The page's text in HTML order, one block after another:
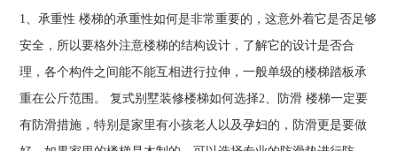
1、承重性 楼梯的承重性如何是非常重要的，这意外着它是否足够
安全，所以要格外注意楼梯的结构设计，了解它的设计是否合
理，各个构件之间能不能互相进行拉伸，一般单级的楼梯踏板承
重在公斤范围。 复式别墅装修楼梯如何选择2、防滑 楼梯一定要
有防滑措施，特别是家里有小孩老人以及孕妇的，防滑更是要做